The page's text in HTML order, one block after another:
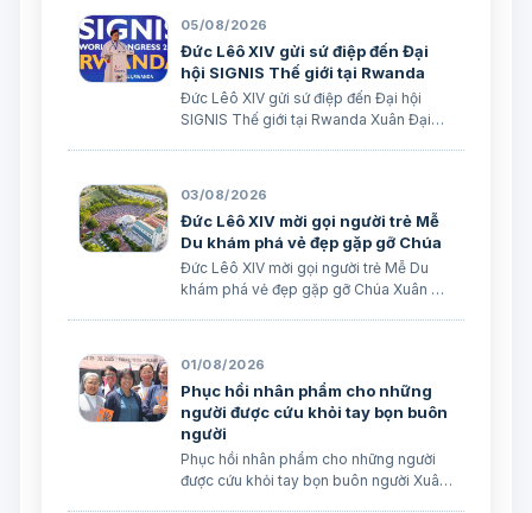
05/08/2026
Đức Lêô XIV gửi sứ điệp đến Đại
hội SIGNIS Thế giới tại Rwanda
Đức Lêô XIV gửi sứ điệp đến Đại hội
SIGNIS Thế giới tại Rwanda Xuân Đại
Cha Lêô XIV kêu gọi những người làm
truyền thông C…
03/08/2026
Đức Lêô XIV mời gọi người trẻ Mễ
Du khám phá vẻ đẹp gặp gỡ Chúa
Đức Lêô XIV mời gọi người trẻ Mễ Du
khám phá vẻ đẹp gặp gỡ Chúa Xuân Đại
do Đức Hồng y Quốc vụ khanh Tòa
Thánh …
01/08/2026
Phục hồi nhân phẩm cho những
người được cứu khỏi tay bọn buôn
người
Phục hồi nhân phẩm cho những người
được cứu khỏi tay bọn buôn người Xuân